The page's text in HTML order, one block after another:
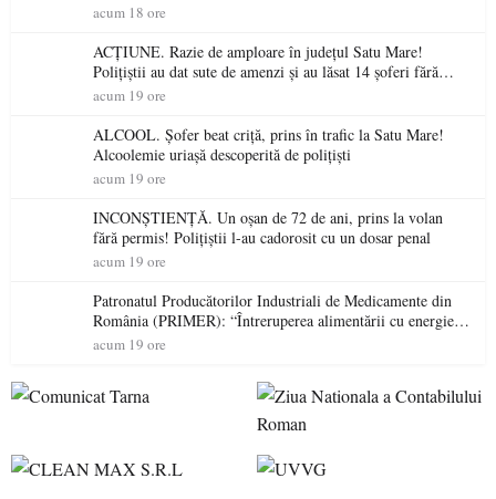
acum 18 ore
ACȚIUNE. Razie de amploare în județul Satu Mare!
Polițiștii au dat sute de amenzi și au lăsat 14 șoferi fără
permis într-o singură zi
acum 19 ore
ALCOOL. Șofer beat criță, prins în trafic la Satu Mare!
Alcoolemie uriașă descoperită de polițiști
acum 19 ore
INCONȘTIENȚĂ. Un oșan de 72 de ani, prins la volan
fără permis! Polițiștii l-au cadorosit cu un dosar penal
acum 19 ore
Patronatul Producătorilor Industriali de Medicamente din
România (PRIMER): “Întreruperea alimentării cu energie
electrică a fabricilor de medicamente va pune în pericol
acum 19 ore